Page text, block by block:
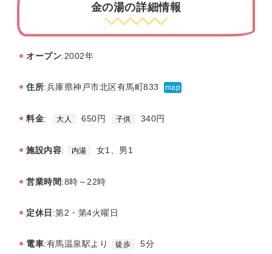
金の湯の詳細情報
オープン:2002年
住所:兵庫県神戸市北区有馬町833 map
料金: 大人 650円 子供 340円
施設内容: 内湯 女1、男1
営業時間:8時～22時
定休日 :第2・第4火曜日
電車:有馬温泉駅より 徒歩 5分